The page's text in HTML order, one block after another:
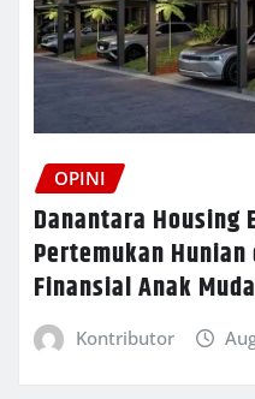
OPINI
Danantara Housing
Pertemukan Hunian
Finansial Anak Muda
Kontributor